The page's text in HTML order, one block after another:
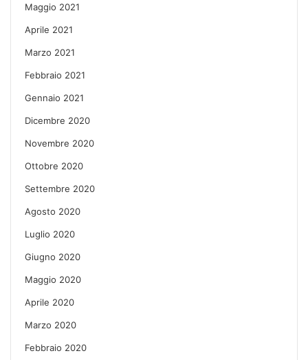
Maggio 2021
Aprile 2021
Marzo 2021
Febbraio 2021
Gennaio 2021
Dicembre 2020
Novembre 2020
Ottobre 2020
Settembre 2020
Agosto 2020
Luglio 2020
Giugno 2020
Maggio 2020
Aprile 2020
Marzo 2020
Febbraio 2020